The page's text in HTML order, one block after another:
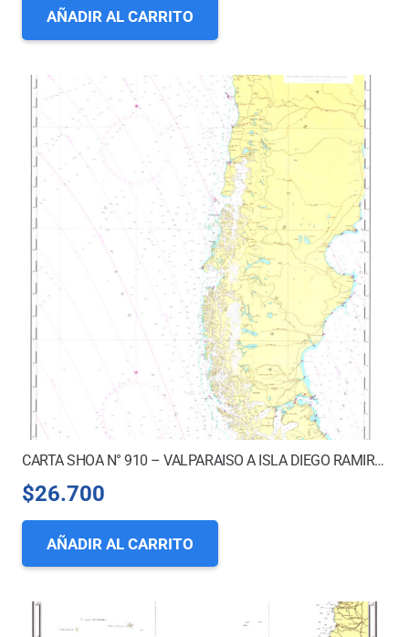
AÑADIR AL CARRITO
CARTA SHOA N° 910 – VALPARAISO A ISLA DIEGO RAMIREZ
$26.700
AÑADIR AL CARRITO